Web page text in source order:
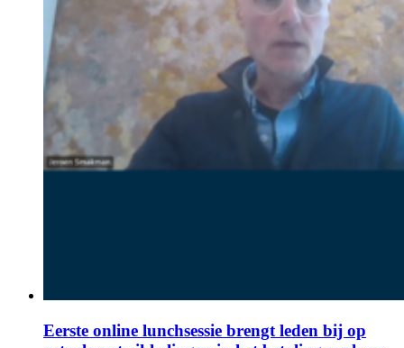
Eerste online lunchsessie brengt leden bij op